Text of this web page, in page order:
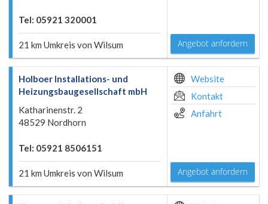
Tel: 05921 320001
21 km Umkreis von Wilsum Angebot anfordern
Holboer Installations- und
Heizungsbaugesellschaft mbH
Katharinenstr. 2
48529 Nordhorn
Tel: 05921 8506151
21 km Umkreis von Wilsum
Website
Kontakt
Anfahrt
Angebot anfordern